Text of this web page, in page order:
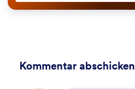
Kommentar abschicken